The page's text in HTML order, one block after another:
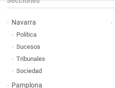
Navarra
Política
Sucesos
Tribunales
Sociedad
Pamplona